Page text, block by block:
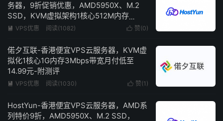
务器，9折促销优惠，AMD5950X、M.2
SSD，KVM虚拟架构1核心512M内存
50Mbps带宽低至16.2元/月
 赞(0)
 VPS优惠 阅读(1082)
偌夕互联-香港便宜VPS云服务器，KVM虚
拟化1核心1G内存3Mbps带宽月付低至
14.99元-附测评
 赞(1 )
 VPS优惠 阅读(1030)
HostYun-香港便宜VPS云服务器，AMD系
列特价9折，AMD5950X、M.2 SSD，